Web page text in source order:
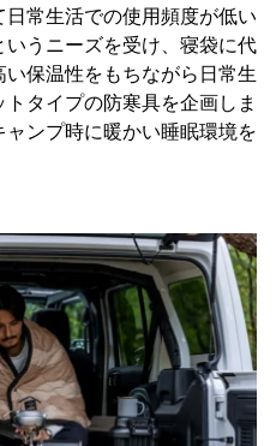
常生活での使用頻度が低い
うニーズを受け、寝袋に代
保温性をもちながら日常生
タイプの防寒具を企画しま
ンプ時に暖かい睡眠環境を